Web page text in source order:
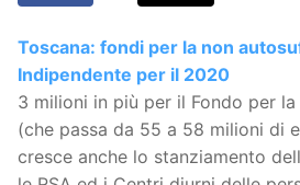
Toscana: fondi per la non
Indipendente per il 2020
3 milioni in più per il Fondo per
(che passa da 55 a 58 milioni di
cresce anche lo stanziamento